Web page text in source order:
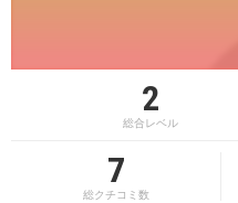
2
総合レベル
7
総クチコミ数